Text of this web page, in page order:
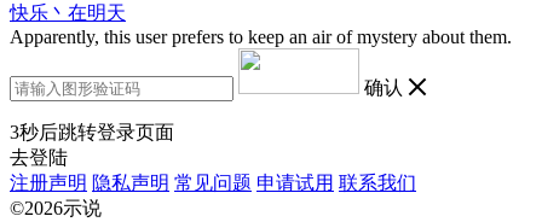
快乐丶在明天
Apparently, this user prefers to keep an air of mystery about them.
确认
3秒后跳转登录页面
去登陆
注册声明 隐私声明 常见问题 申请试用 联系我们
©2026示说